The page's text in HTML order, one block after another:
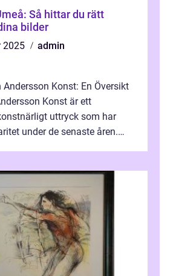
Så hittar du rätt
bilder
2025
admin
Andersson Konst: En Översikt
Konst är ett
uttryck som har
under de senaste åren.